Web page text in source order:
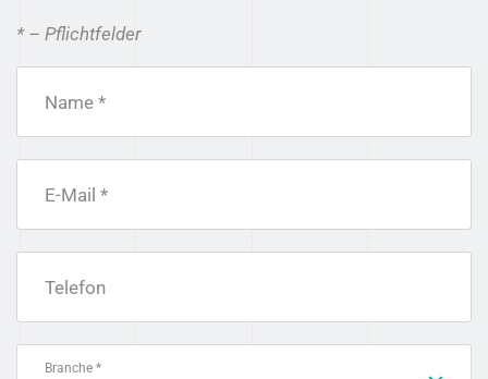
* – Pflichtfelder
Name *
E-Mail *
Telefon
Branche *